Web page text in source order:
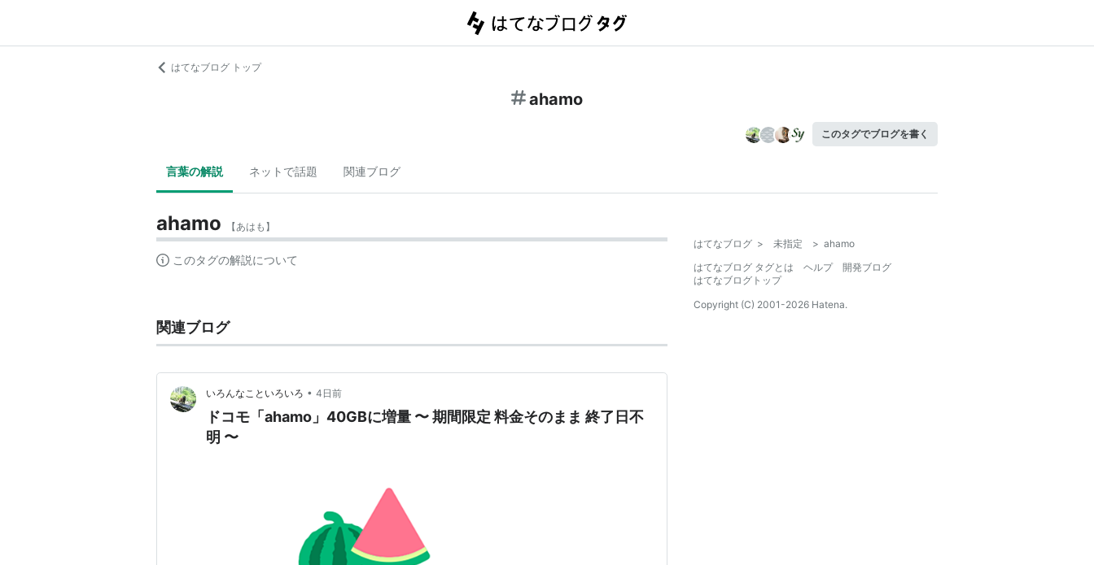
はてなブログ トップ
ahamo
このタグでブログを書く
言葉の解説 ネットで話題 関連ブログ
ahamo 【あはも 】
このタグの解説について
関連ブログ
いろんなこといろいろ • 4日前
ドコモ「ahamo」40GBに増量 〜 期間限定 料金そのまま 終了日不
明 〜
はてなブログ > 未指定 > ahamo
はてなブログ タグとは
ヘルプ
開発ブログ
はてなブログトップ
Copyright (C) 2001-2026 Hatena.